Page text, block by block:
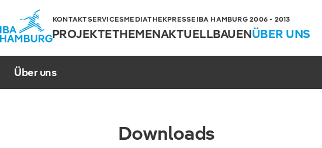
PROJEKTETHEMENAKTUELLBAUENÜBER UNS
SERVICESMEDIATHEKPRESSE IBA HAMBURG 2006 - 2013
KONTAKT
Über uns
Downloads